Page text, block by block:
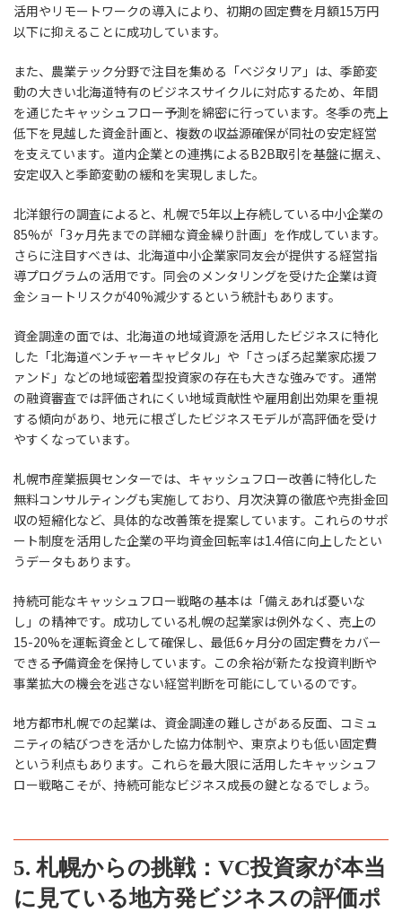
活用やリモートワークの導入により、初期の固定費を月額15万円
以下に抑えることに成功しています。
また、農業テック分野で注目を集める「ベジタリア」は、季節変
動の大きい北海道特有のビジネスサイクルに対応するため、年間
を通じたキャッシュフロー予測を綿密に行っています。冬季の売上
低下を見越した資金計画と、複数の収益源確保が同社の安定経営
を支えています。道内企業との連携によるB2B取引を基盤に据え、
安定収入と季節変動の緩和を実現しました。
北洋銀行の調査によると、札幌で5年以上存続している中小企業の
85%が「3ヶ月先までの詳細な資金繰り計画」を作成しています。
さらに注目すべきは、北海道中小企業家同友会が提供する経営指
導プログラムの活用です。同会のメンタリングを受けた企業は資
金ショートリスクが40%減少するという統計もあります。
資金調達の面では、北海道の地域資源を活用したビジネスに特化
した「北海道ベンチャーキャピタル」や「さっぽろ起業家応援フ
ァンド」などの地域密着型投資家の存在も大きな強みです。通常
の融資審査では評価されにくい地域貢献性や雇用創出効果を重視
する傾向があり、地元に根ざしたビジネスモデルが高評価を受け
やすくなっています。
札幌市産業振興センターでは、キャッシュフロー改善に特化した
無料コンサルティングも実施しており、月次決算の徹底や売掛金回
収の短縮化など、具体的な改善策を提案しています。これらのサポ
ート制度を活用した企業の平均資金回転率は1.4倍に向上したとい
うデータもあります。
持続可能なキャッシュフロー戦略の基本は「備えあれば憂いな
し」の精神です。成功している札幌の起業家は例外なく、売上の
15-20%を運転資金として確保し、最低6ヶ月分の固定費をカバー
できる予備資金を保持しています。この余裕が新たな投資判断や
事業拡大の機会を逃さない経営判断を可能にしているのです。
地方都市札幌での起業は、資金調達の難しさがある反面、コミュ
ニティの結びつきを活かした協力体制や、東京よりも低い固定費
という利点もあります。これらを最大限に活用したキャッシュフ
ロー戦略こそが、持続可能なビジネス成長の鍵となるでしょう。
5. 札幌からの挑戦：VC投資家が本当
に見ている地方発ビジネスの評価ポ